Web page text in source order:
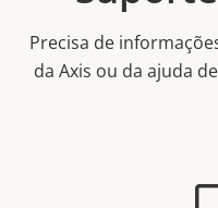
Precisa de
da Axis ou da ajuda